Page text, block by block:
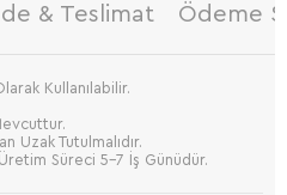
& Teslimat Ödeme
Kullanılabilir.
Uzak Tutulmalıdır.
Süreci 5-7 İş Günüdür.